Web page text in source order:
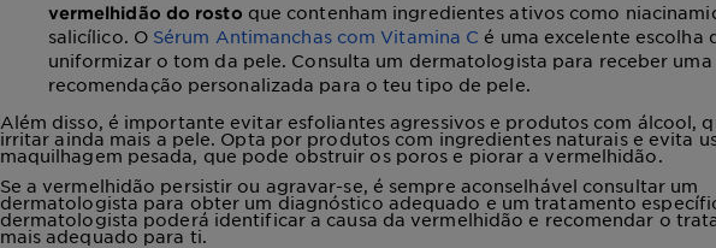
vermelhidão do rosto que contenham ingredientes ativos como
salicílico. O Sérum Antimanchas com Vitamina C é uma excelente escolha
uniformizar o tom da pele. Consulta um dermatologista para receber uma
recomendação personalizada para o teu tipo de pele.
Além disso, é importante evitar esfoliantes agressivos e produtos com álcool,
irritar ainda mais a pele. Opta por produtos com ingredientes naturais e evita
maquilhagem pesada, que pode obstruir os poros e piorar a vermelhidão.
Se a vermelhidão persistir ou agravar-se, é sempre aconselhável consultar um
dermatologista para obter um diagnóstico adequado e um tratamento
dermatologista poderá identificar a causa da vermelhidão e recomendar o
mais adequado para ti.